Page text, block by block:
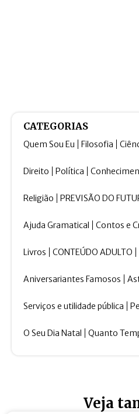
CATEGORIAS
Quem Sou Eu Filosofia
Direito Política
Religião PREVISÃO DO
Ajuda Gramatical Contos e
Livros CONTEÚDO ADULTO
Aniversariantes Famosos
Serviços e utilidade pública
O Seu Dia Natal Quanto
Veja